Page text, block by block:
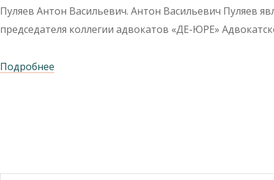
Пуляев Антон Васильевич. Антон Васильевич Пуляев
председателя коллегии адвокатов «ДЕ-ЮРЕ»
Подробнее